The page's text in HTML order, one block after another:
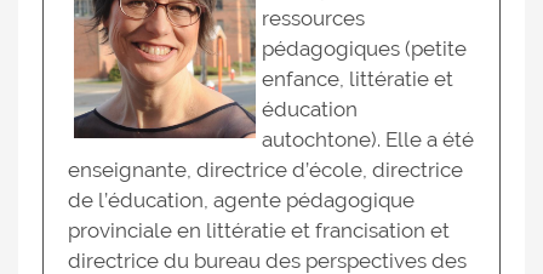
ressources
pédagogiques (petite
enfance, littératie et
éducation
autochtone). Elle a été
enseignante, directrice d’école, directrice
de l’éducation, agente pédagogique
provinciale en littératie et francisation et
directrice du bureau des perspectives des